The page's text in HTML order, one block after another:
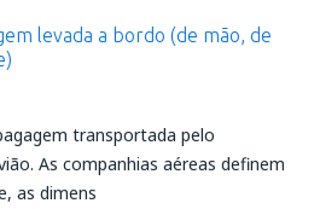
levada a bordo (de mão, de
transportada pelo
As companhias aéreas definem
as dimens